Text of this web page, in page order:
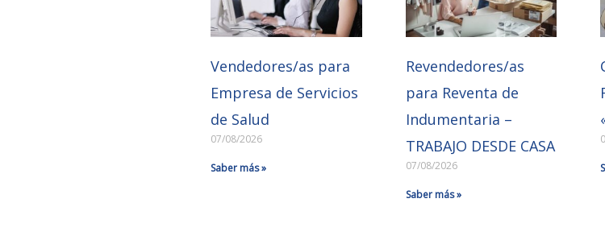
Vendedores/as para
Empresa de Servicios
de Salud
07/08/2026
Saber más »
Revendedores/as
para Reventa de
Indumentaria –
TRABAJO DESDE CASA
07/08/2026
Saber más »